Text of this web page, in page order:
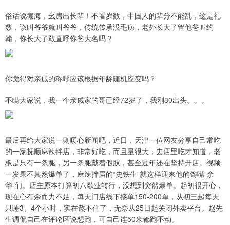
俗话说德海，幺房出长辈！不看岁数，中国人的辈分不能乱，这是礼
数，该叫爷爷就叫爷爷，传统传承没毛病，老外长大了管他爸叫约
翰，你长大了敢直呼你爸大名吗？
你觉得对亲戚的称呼应该根据年龄随机应变吗？
不瞒大家说，我一个亲戚家的哥已经72岁了，我刚30出头。。。
最后再给大家说一则暖心新闻吧，近日，天津一位网友分享自己常吃
的一家抚顺麻辣拌店，非常好吃，而且量很大，去店里吃才知道，老
板是只有一条腿，另一条腿戴着假肢，甚至过年还在坚持开店。视频
一发果不其然爆单了，麻辣拌届的“史铁生”就这样迎来他的馋嘴“余
华”们。店主原本打算初八歇业转行，没想到突然爆单。起初很开心，
现在心有余而力不足，每天门店线下接单150-200单，从初三起每天
只睡3、4个小时，实在熬不住了，无奈从25日起关闭外卖平台。赵先
生调侃自己在评论区说想跑，可自己连50米都跑不动。